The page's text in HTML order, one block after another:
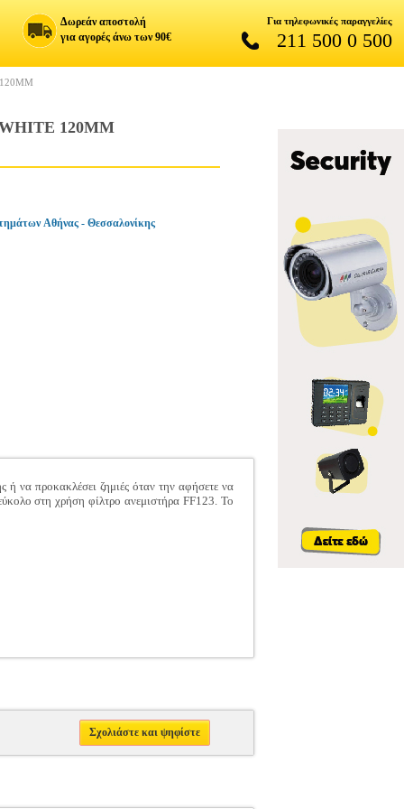
Δωρεάν αποστολή
για αγορές άνω των 90€
Για τηλεφωνικές παραγγελίες
211 500 0 500
120MM
Αθήνας - Θεσσαλονίκης
ή να προκακλέσει ζημιές όταν την αφήσετε να
στη χρήση φίλτρο ανεμιστήρα FF123. Το
Σχολιάστε και ψηφίστε